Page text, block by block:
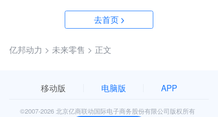
去首页
亿邦动力 > 未来零售 > 正文
移动版 电脑版 APP
©2007-2026 北京亿商联动国际电子商务股份有限公司版权所有